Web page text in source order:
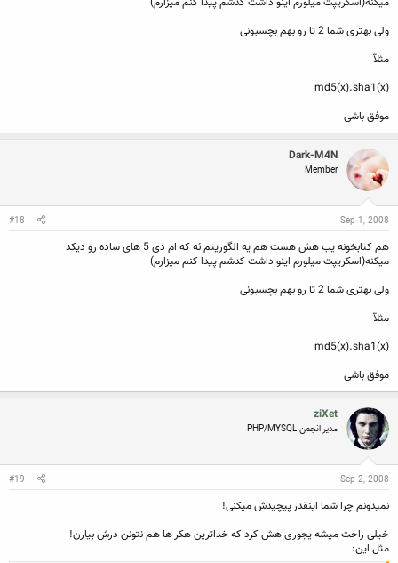
ولی بهتری شما 2 تا رو بهم بچسبونی
مثلآ
md5(x).sha1(x)
موفق باشی
Dark-M4N
Member
Sep 1, 2008
#18
هم کتابخونه یب هش هست هم یه الگوریتم ئه که ام دی 5 های ساده رو دیکد
میکنه(اسکریپت میلورم اینو داشت کدشم پیدا کنم میزارم)
ولی بهتری شما 2 تا رو بهم بچسبونی
مثلآ
md5(x).sha1(x)
موفق باشی
ziXet
مدیر انجمن PHP/MYSQL
Sep 2, 2008
#19
نمیدونم چرا شما اینقدر پیچیدش میکنی!
خیلی راحت میشه یجوری هش کرد که خداترین هکر ها هم نتونن درش بیارن!
مثل این: